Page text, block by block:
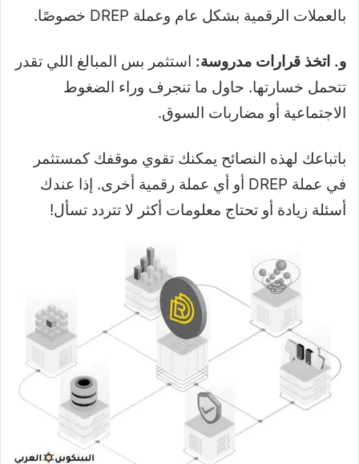
بالعملات الرقمية بشكل عام وعملة DREP خصوصًا.
و. اتخذ قرارات مدروسة: استثمر بس المبالغ اللي تقدر
تتحمل خسارتها. حاول ما تنجرف وراء الضغوط
الاجتماعية أو مضاربات السوق.
باتباعك لهذه النصائح يمكنك تقوي موقفك كمستثمر
في عملة DREP أو أي عملة رقمية أخرى. إذا عندك
أسئلة زيادة أو تحتاج معلومات أكثر لا تتردد تسأل!